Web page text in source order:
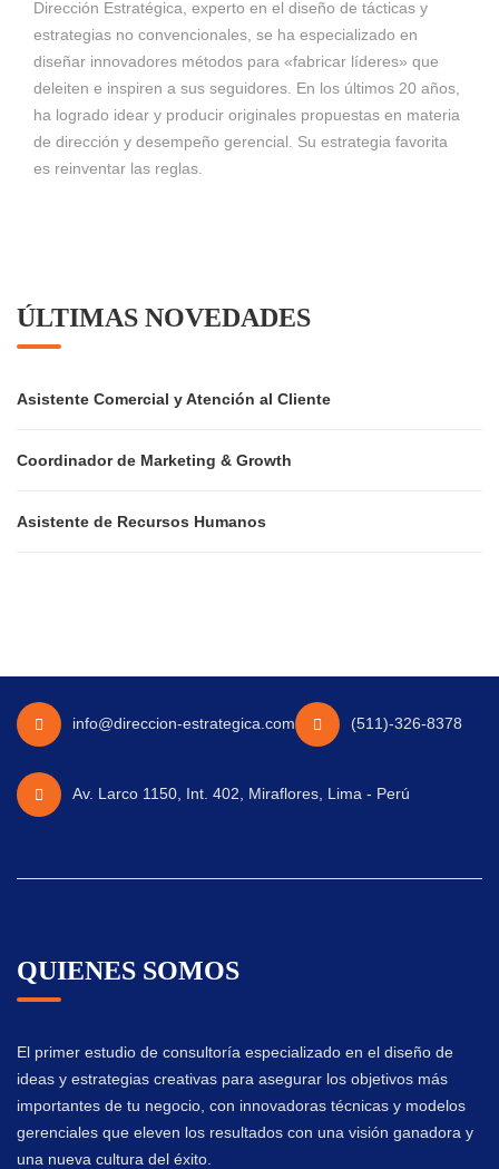
Dirección Estratégica, experto en el diseño de tácticas y
estrategias no convencionales, se ha especializado en
diseñar innovadores métodos para «fabricar líderes» que
deleiten e inspiren a sus seguidores. En los últimos 20 años,
ha logrado idear y producir originales propuestas en materia
de dirección y desempeño gerencial. Su estrategia favorita
es reinventar las reglas.
ÚLTIMAS NOVEDADES
Asistente Comercial y Atención al Cliente
Coordinador de Marketing & Growth
Asistente de Recursos Humanos
info@direccion-estrategica.com (511)-326-8378
Av. Larco 1150, Int. 402, Miraflores, Lima - Perú
QUIENES SOMOS
El primer estudio de consultoría especializado en el diseño de
ideas y estrategias creativas para asegurar los objetivos más
importantes de tu negocio, con innovadoras técnicas y modelos
gerenciales que eleven los resultados con una visión ganadora y
una nueva cultura del éxito.